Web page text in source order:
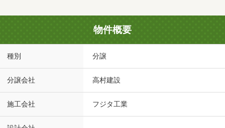
物件概要
種別 分譲
分譲会社 高村建設
施工会社 フジタ工業